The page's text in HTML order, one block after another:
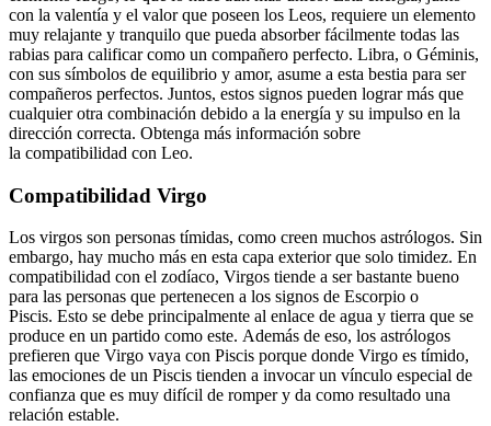
con la valentía y el valor que poseen los Leos, requiere un elemento
muy relajante y tranquilo que pueda absorber fácilmente todas las
rabias para calificar como un compañero perfecto. Libra, o Géminis,
con sus símbolos de equilibrio y amor, asume a esta bestia para ser
compañeros perfectos. Juntos, estos signos pueden lograr más que
cualquier otra combinación debido a la energía y su impulso en la
dirección correcta. Obtenga más información sobre
la compatibilidad con Leo.
Compatibilidad Virgo
Los virgos son personas tímidas, como creen muchos astrólogos. Sin
embargo, hay mucho más en esta capa exterior que solo timidez. En
compatibilidad con el zodíaco, Virgos tiende a ser bastante bueno
para las personas que pertenecen a los signos de Escorpio o
Piscis. Esto se debe principalmente al enlace de agua y tierra que se
produce en un partido como este. Además de eso, los astrólogos
prefieren que Virgo vaya con Piscis porque donde Virgo es tímido,
las emociones de un Piscis tienden a invocar un vínculo especial de
confianza que es muy difícil de romper y da como resultado una
relación estable.